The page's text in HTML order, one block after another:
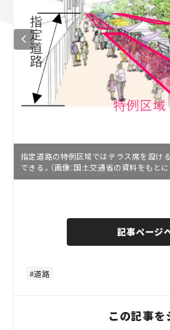
指定道路の特例区域ではテラス席を設け
できる。（画像：国土交通省の資料をもとに
記事ページ
道路
この記事を